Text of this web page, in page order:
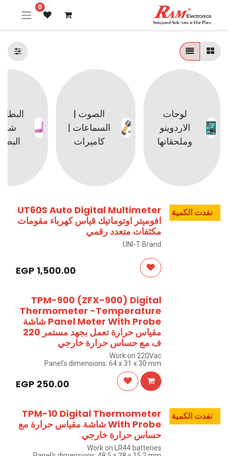
0
لوحات
الاردوينو
وملحقاتها
الصوت |
السماعات |
كاميرات
نفدت الكمية
UT60S Auto Digital Multimeter
افوميتر اوتوماتيك قياس كهرباء مقومات
مكثفات متعدد رقمي
UNI-T Brand
1,500.00
TPM-900 (ZFX-900) Digital
Thermometer -Temperature
Panel Meter With Probe شاشة
مقياس حرارة تعمل بجهد مستمر 220
ف مع حساس حرارة خارجي
Work on 220Vac
Panel's dimensions: 64 x 31 x 30 mm
250.00
نفدت الكمية
TPM-10 Digital Thermometer
With Probe شاشة مقياس حرارة مع
حساس حرارة خارجي
Work on LR44 batteries